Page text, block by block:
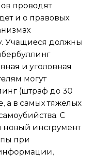
проводят
и о правовых
Учащиеся должны
и уголовная
могут
(штраф до 30
а в самых тяжелых
С
новый инструмент
при